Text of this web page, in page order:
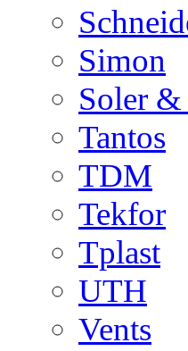
Simon
Soler &
Tantos
TDM
Tekfor
Tplast
UTH
Vents